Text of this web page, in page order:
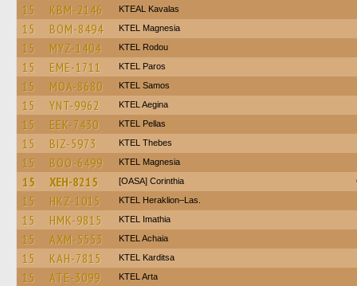
15 KBM-2146 KTEAL Kavalas
15 BOM-8494 ΚΤΕL Magnesia
15 MYZ-1404 ΚΤΕL Rodou
15 EME-1711 KTEL Paros
15 MOA-8680 KTEL Samos
15 YNT-9962 KTEL Aegina
15 EEK-7430 KTEL Pellas
15 BIZ-5973 KTEL Thebes
15 BOO-6499 ΚΤΕL Magnesia
15 XEH-8215 [OASA] Corinthia
15 HKZ-1015 KTEL Heraklion–Las.
15 HMK-9815 KTEL Imathia
15 AXM-5553 KTEL Achaia
15 KAH-7815 ΚΤΕL Karditsa
15 ATE-3099 KTEL Arta